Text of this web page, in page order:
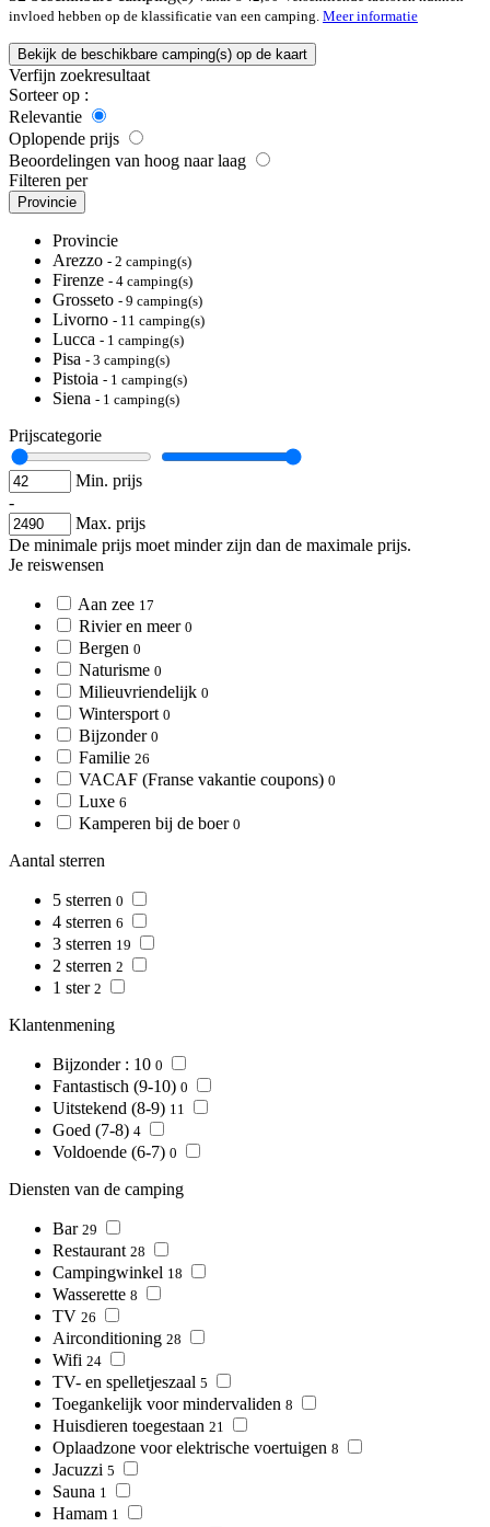
invloed hebben op de klassificatie van een camping. Meer informatie
Bekijk de beschikbare camping(s) op de kaart
Verfijn zoekresultaat
Sorteer op :
Relevantie
Oplopende prijs
Beoordelingen van hoog naar laag
Filteren per
Provincie
Provincie
Arezzo - 2 camping(s)
Firenze - 4 camping(s)
Grosseto - 9 camping(s)
Livorno - 11 camping(s)
Lucca - 1 camping(s)
Pisa - 3 camping(s)
Pistoia - 1 camping(s)
Siena - 1 camping(s)
Prijscategorie
Min. prijs
-
Max. prijs
De minimale prijs moet minder zijn dan de maximale prijs.
Je reiswensen
Aan zee 17
Rivier en meer 0
Bergen 0
Naturisme 0
Milieuvriendelijk 0
Wintersport 0
Bijzonder 0
Familie 26
VACAF (Franse vakantie coupons) 0
Luxe 6
Kamperen bij de boer 0
Aantal sterren
5 sterren 0
4 sterren 6
3 sterren 19
2 sterren 2
1 ster 2
Klantenmening
Bijzonder : 10 0
Fantastisch (9-10) 0
Uitstekend (8-9) 11
Goed (7-8) 4
Voldoende (6-7) 0
Diensten van de camping
Bar 29
Restaurant 28
Campingwinkel 18
Wasserette 8
TV 26
Airconditioning 28
Wifi 24
TV- en spelletjeszaal 5
Toegankelijk voor mindervaliden 8
Huisdieren toegestaan 21
Oplaadzone voor elektrische voertuigen 8
Jacuzzi 5
Sauna 1
Hamam 1